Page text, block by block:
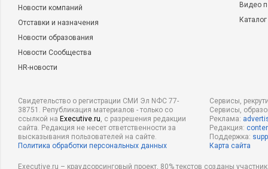
Новости компаний
Отставки и назначения
Новости образования
Новости Сообщества
HR-новости
Видео
Свидетельство о регистрации СМИ Эл NФС 77-
38751. Републикация материалов - только со
ссылкой на Executive.ru, с разрешения редакции
сайта. Редакция не несет ответственности за
высказывания пользователей на сайте.
Политика обработки персональных данных
Сервисы,
Сервисы,
Реклама:
Редакция:
Поддержка:
Карта сайта
Executive.ru – краудсорсинговый проект, 80% текстов созданы